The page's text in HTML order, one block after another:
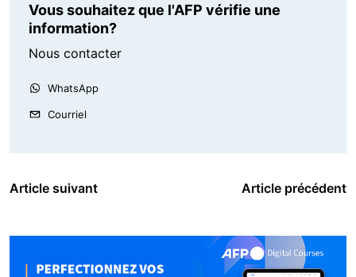
Vous souhaitez que l'AFP vérifie une
information?
Nous contacter
WhatsApp
Courriel
Article suivant Article précédent